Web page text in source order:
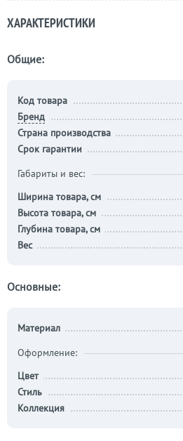
ХАРАКТЕРИСТИКИ
Общие:
Код товара
Бренд
Страна производства
Срок гарантии
Габариты и вес:
Ширина товара, см
Высота товара, см
Глубина товара, см
Вес
Основные:
Материал
Оформление:
Цвет
Стиль
Коллекция